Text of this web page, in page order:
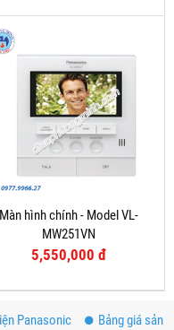
Màn hình chính - Model VL-
MW251VN
5,550,000 đ
Panasonic
Bảng giá sản